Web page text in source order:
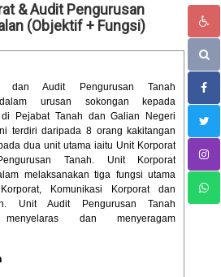
& Audit Pengurusan
(Objektif + Fungsi)
dan Audit Pengurusan Tanah
dalam urusan sokongan kepada
Pejabat Tanah dan Galian Negeri
terdiri daripada 8 orang kakitangan
dua unit utama iaitu Unit Korporat
Tanah. Unit Korporat
melaksanakan tiga fungsi utama
Komunikasi Korporat dan
Unit Audit Pengurusan Tanah
menyelaras dan menyeragam